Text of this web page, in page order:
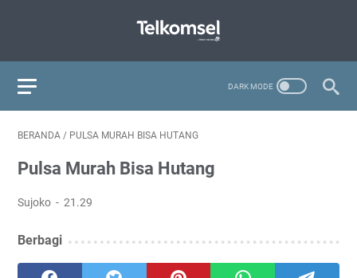
BERANDA / PULSA MURAH BISA HUTANG
Pulsa Murah Bisa Hutang
Sujoko 21.29
Berbagi